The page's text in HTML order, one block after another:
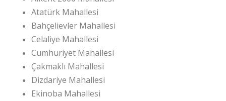
Atatürk Mahallesi
Bahçelievler Mahallesi
Celaliye Mahallesi
Cumhuriyet Mahallesi
Çakmaklı Mahallesi
Dizdariye Mahallesi
Ekinoba Mahallesi